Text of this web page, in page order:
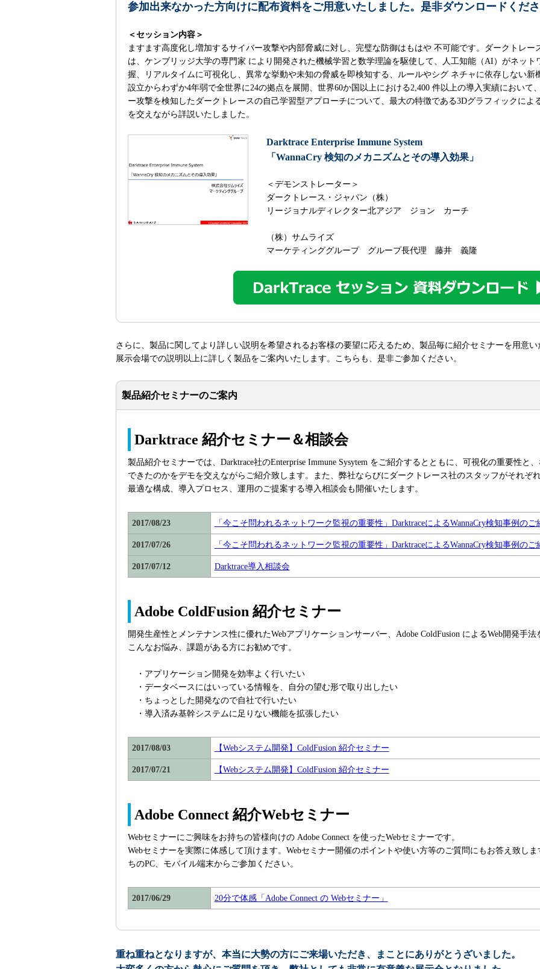
参加出来なかった方向けに配布資料をご用意いたしました。是非ダウンロードくださ
＜セッション内容＞
ますます高度化し増加するサイバー攻撃や内部脅威に対し、完璧な防御はもはや 不可能です。ダークトレー
は、ケンブリッジ大学の専門家 により開発された機械学習と数学理論を駆使して、人工知能（AI）がネット
握、リアルタイムに可視化し、異常な挙動や未知の脅威を即検知する、ルールやシグ ネチャに依存しない新
設立からわずか4年弱で全世界に24の拠点を展開、世界60か国以上における2,400 件以上の導入実績において
ー攻撃を検知したダークトレースの自己学習型アプローチについて、最大の特徴である3Dグラフィックによ
を交えながら詳説いたしました。
Darktrace Enterprise Immune System
「WannaCry 検知のメカニズムとその導入効果」
＜デモンストレーター＞
ダークトレース・ジャパン（株）
リージョナルディレクター北アジア ジョン カーチ
（株）サムライズ
マーケティンググループ グループ長代理 藤井 義隆
さらに、製品に関してより詳しい説明を希望されるお客様の要望に応えるため、製品毎に紹介セミナーを用意い
展示会場での説明以上に詳しく製品をご案内いたします。こちらも、是非ご参加ください。
製品紹介セミナーのご案内
Darktrace 紹介セミナー＆相談会
製品紹介セミナーでは、Darktrace社のEnterprise Immune Sysytem をご紹介するとともに、可視化の重要性と
できたのかをデモを交えながらご紹介致します。また、弊社ならびにダークトレース社のスタッフがそれぞ
最適な構成、導入プロセス、運用のご提案する導入相談会も開催いたします。
2017/08/23 「今こそ問われるネットワーク監視の重要性」DarktraceによるWannaCry検知事例のご
2017/07/26 「今こそ問われるネットワーク監視の重要性」DarktraceによるWannaCry検知事例のご
2017/07/12 Darktrace導入相談会
Adobe ColdFusion 紹介セミナー
開発生産性とメンテナンス性に優れたWebアプリケーションサーバー、Adobe ColdFusion によるWeb開発手法
こんなお悩み、課題がある方にお勧めです。
・アプリケーション開発を効率よく行いたい
・データベースにはいっている情報を、自分の望む形で取り出したい
・ちょっとした開発なので自社で行いたい
・導入済み基幹システムに足りない機能を拡張したい
2017/08/03 【Webシステム開発】ColdFusion 紹介セミナー
2017/07/21 【Webシステム開発】ColdFusion 紹介セミナー
Adobe Connect 紹介Webセミナー
Webセミナーにご興味をお持ちの皆様向けの Adobe Connect を使ったWebセミナーです。
Webセミナーを実際に体感して頂けます。Webセミナー開催のポイントや使い方等のご質問にもお答え致し
ちのPC、モバイル端末からご参加ください。
2017/06/29 20分で体感「Adobe Connect の Webセミナー」
重ね重ねとなりますが、本当に大勢の方にご来場いただき、まことにありがとうざいました。